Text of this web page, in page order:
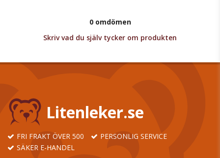
0 omdömen
Skriv vad du själv tycker om produkten
Litenleker.se
FRI FRAKT ÖVER 500
PERSONLIG SERVICE
SÄKER E-HANDEL